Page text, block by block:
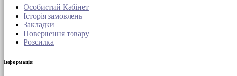
Особистий Кабінет
Історія замовлень
Закладки
Повернення товару
Розсилка
Інформація